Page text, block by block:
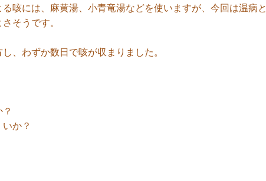
咳には、麻黄湯、小青竜湯などを使いますが、今回は温病と
そうです。
、わずか数日で咳が収まりました。
か？